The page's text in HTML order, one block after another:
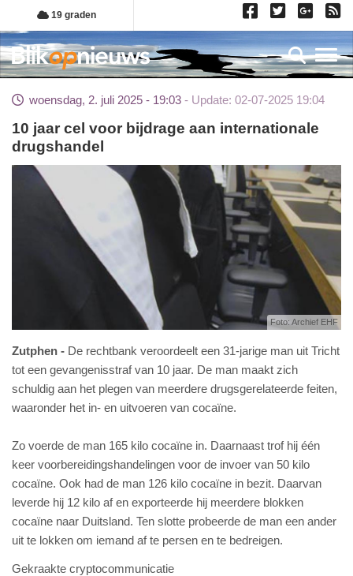
Overslaan
en
naar
de
gaan
19 graden
woensdag, 2. juli 2025 - 19:03 Update: 02-07-2025 19:04
10 jaar cel voor bijdrage aan internationale
drugshandel
Foto: Archief EHF
Zutphen
De rechtbank veroordeelt een 31-jarige man uit Tricht
tot een gevangenisstraf van 10 jaar. De man maakt zich
schuldig aan het plegen van meerdere drugsgerelateerde feiten,
waaronder het in- en uitvoeren van cocaïne.
Zo voerde de man 165 kilo cocaïne in. Daarnaast trof hij één
keer voorbereidingshandelingen voor de invoer van 50 kilo
cocaïne. Ook had de man 126 kilo cocaïne in bezit. Daarvan
leverde hij 12 kilo af en exporteerde hij meerdere blokken
cocaïne naar Duitsland. Ten slotte probeerde de man een ander
uit te lokken om iemand af te persen en te bedreigen.
Gekraakte cryptocommunicatie